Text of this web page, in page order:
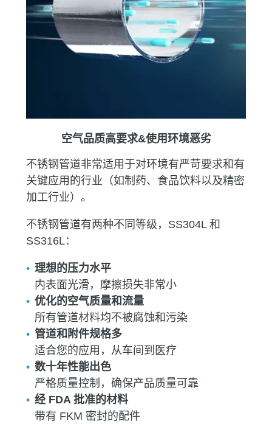
空气品质高要求&使用环境恶劣
不锈钢管道非常适用于对环境有严苛要求和有
关键应用的行业（如制药、食品饮料以及精密
加工行业）。
不锈钢管道有两种不同等级，SS304L 和
SS316L：
理想的压力水平
内表面光滑，摩擦损失非常小
优化的空气质量和流量
所有管道材料均不被腐蚀和污染
管道和附件规格多
适合您的应用，从车间到医疗
数十年性能出色
严格质量控制，确保产品质量可靠
经 FDA 批准的材料
带有 FKM 密封的配件